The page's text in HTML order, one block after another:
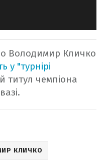
Володимир Кличко
у "турнірі
титул чемпіона
КЛИЧКО